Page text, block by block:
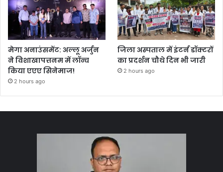
मेगा अनाउंसमेंट: अल्लू अर्जुन
ने विशाखापत्तनम में लॉन्च
किया एएए सिनेमाज!
2 hours ago
जिला अस्पताल में इंटर्न डॉक्टरों
का प्रदर्शन चौथे दिन भी जारी
2 hours ago